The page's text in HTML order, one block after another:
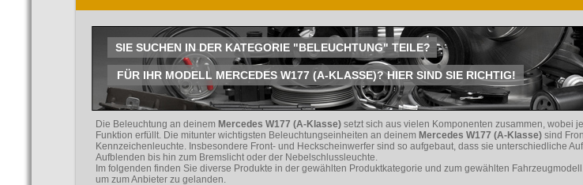
SIE SUCHEN IN DER KATEGORIE "BELEUCHTUNG" TEILE?
FÜR IHR MODELL MERCEDES W177 (A-KLASSE)? HIER SIND SIE RICHTIG!
Die Beleuchtung an deinem Mercedes W177 (A-Klasse) setzt sich aus vielen Komponenten zusammen, wobei
Funktion erfüllt. Die mitunter wichtigsten Beleuchtungseinheiten an deinem Mercedes W177 (A-Klasse) sind
Kennzeichenleuchte. Insbesondere Front- und Heckscheinwerfer sind so aufgebaut, dass sie unterschiedliche
Aufblenden bis hin zum Bremslicht oder der Nebelschlussleuchte.
Im folgenden finden Sie diverse Produkte in der gewählten Produktkategorie und zum gewählten
um zum Anbieter zu gelanden.